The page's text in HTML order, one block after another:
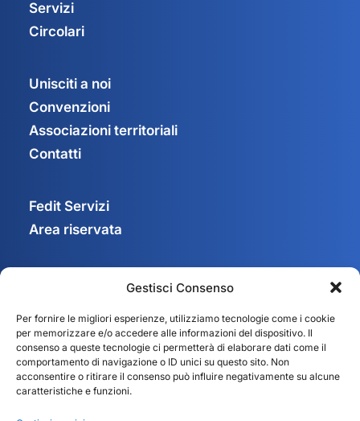
Gestisci Consenso
Per fornire le migliori esperienze, utilizziamo tecnologie come i cookie
per memorizzare e/o accedere alle informazioni del dispositivo. Il
consenso a queste tecnologie ci permetterà di elaborare dati come il
comportamento di navigazione o ID unici su questo sito. Non
acconsentire o ritirare il consenso può influire negativamente su alcune
caratteristiche e funzioni.
Servizi
Circolari
Unisciti a noi
Convenzioni
Associazioni territoriali
Contatti
Fedit Servizi
Area riservata
Cookie Policy
Gestisci consenso